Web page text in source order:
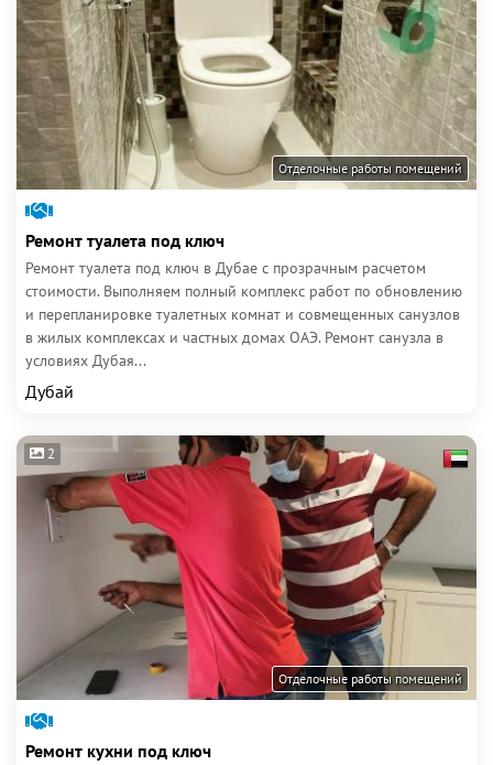
Отделочные работы помещений
Ремонт туалета под ключ
Ремонт туалета под ключ в Дубае с прозрачным расчетом
стоимости. Выполняем полный комплекс работ по обновлению
и перепланировке туалетных комнат и совмещенных санузлов
в жилых комплексах и частных домах ОАЭ. Ремонт санузла в
условиях Дубая...
Дубай
2
Отделочные работы помещений
Ремонт кухни под ключ